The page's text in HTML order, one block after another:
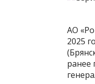
АО
2025
ранее